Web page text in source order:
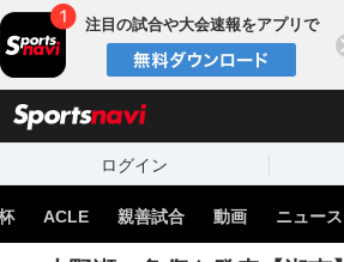
注目の試合や大会速報をアプリで
ログイン
ACLE 親善試合 動画 ニュース